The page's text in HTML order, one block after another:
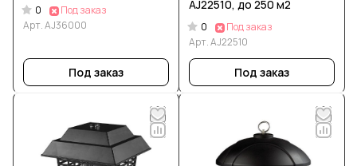
0
Под заказ
Арт.AJ36000
Под заказ
AJ22510, до 250 м2
0
Под заказ
Арт.AJ22510
Под заказ